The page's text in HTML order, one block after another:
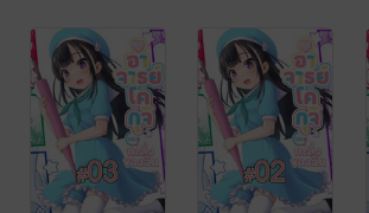
ฉัน (เล่ม1) ตอน
ที่ 6
ฉัน (เล่ม1) ตอน
ที่ 5